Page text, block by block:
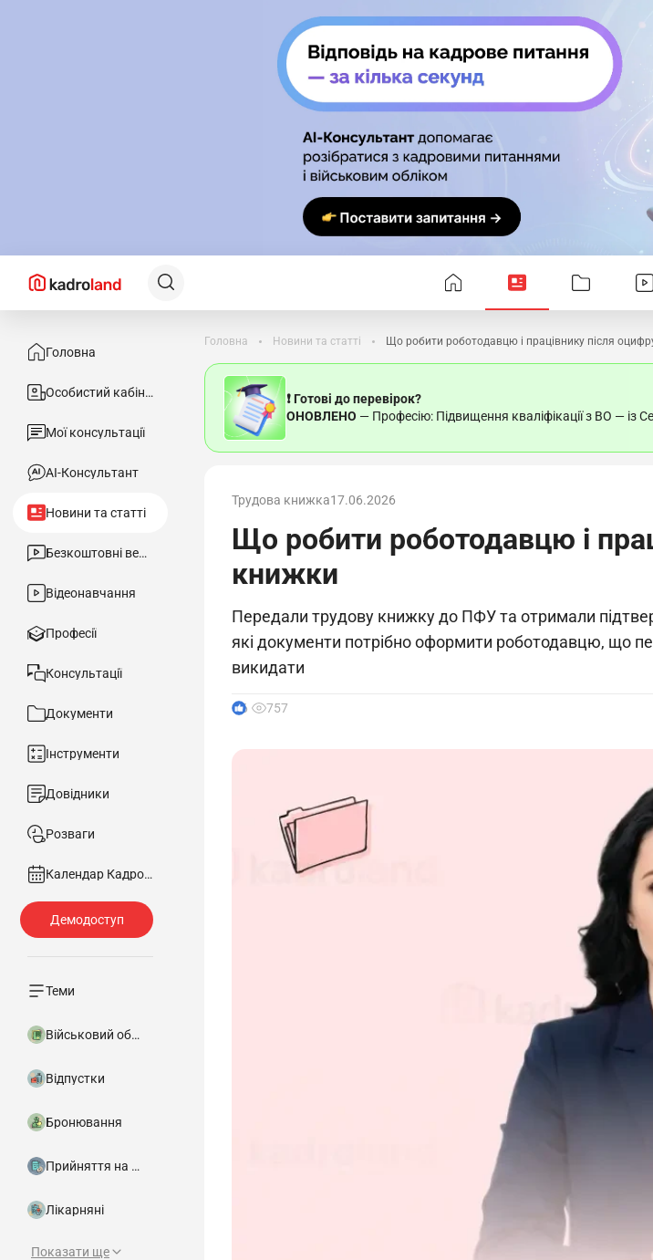
Головна
Особистий кабінет
Мої консультації
АІ-Консультант
Новини та статті
Безкоштовні вебінари
Відеонавчання
Професії
Консультації
Документи
Інструменти
Довідники
Розваги
Календар Кадровика
Теми
Військовий облік
Відпустки
Бронювання
Прийняття на роботу
Лікарняні
Показати ще
Головна Новини та статті Що робити роботодавцю і працівнику після
❗ Готові до перевірок?
ОНОВЛЕНО — Професію: Підвищення кваліфікації з ВО — із
Трудова книжка17.06.2026
Що робити роботодавцю і
книжки
Передали трудову книжку до ПФУ та отримали
які документи потрібно оформити роботодавцю, що
викидати
6 757